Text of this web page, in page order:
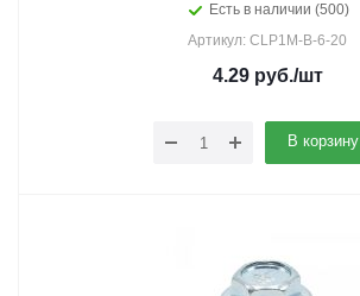
Есть в наличии (500)
Артикул: CLP1M-B-6-20
4.29руб./шт
В корзину